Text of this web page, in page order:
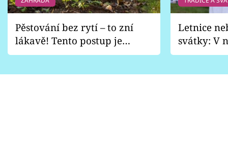
Pěstování bez rytí – to zní
lákavě! Tento postup je
vhodný jen pro některé
Letnice
svátky: V
pondělí